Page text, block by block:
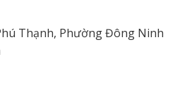
Thạnh, Phường Đông Ninh